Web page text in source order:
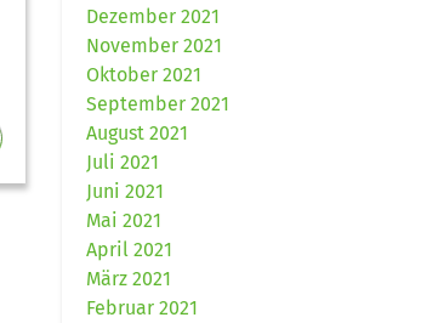
Dezember 2021
November 2021
Oktober 2021
September 2021
August 2021
Juli 2021
Juni 2021
Mai 2021
April 2021
März 2021
Februar 2021